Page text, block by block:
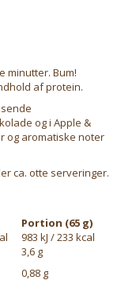
minutter. Bum!
af protein.
og i Apple &
og aromatiske noter
ca. otte serveringer.
Portion (65 g)
983 kJ / 233 kcal
3,6 g
0,88 g